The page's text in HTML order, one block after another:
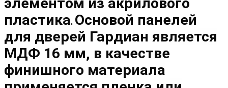
пластика. Основой панелей
для дверей Гардиан является
МДФ 16 мм, в качестве
финишного материала